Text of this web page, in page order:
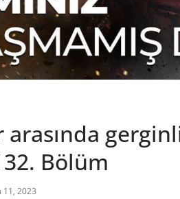
Bölüm
11, 2023